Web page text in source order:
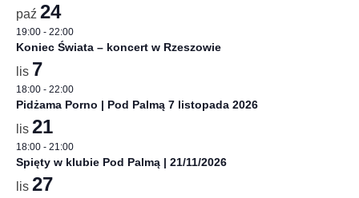
paź 24
19:00 - 22:00
Koniec Świata – koncert w Rzeszowie
lis 7
18:00 - 22:00
Pidżama Porno | Pod Palmą 7 listopada 2026
lis 21
18:00 - 21:00
Spięty w klubie Pod Palmą | 21/11/2026
lis 27